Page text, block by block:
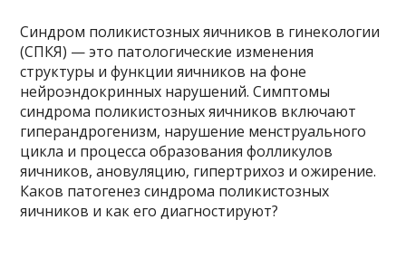
Синдром поликистозных яичников в гинекологии
(СПКЯ) — это патологические изменения
структуры и функции яичников на фоне
нейроэндокринных нарушений. Симптомы
синдрома поликистозных яичников включают
гиперандрогенизм, нарушение менструального
цикла и процесса образования фолликулов
яичников, ановуляцию, гипертрихоз и ожирение.
Каков патогенез синдрома поликистозных
яичников и как его диагностируют?